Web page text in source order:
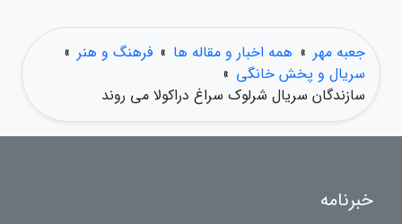
جعبه مهر » همه اخبار و مقاله ها » فرهنگ و هنر »
سریال و پخش خانگی »
سازندگان سریال شرلوک سراغ دراکولا می روند
خبرنامه